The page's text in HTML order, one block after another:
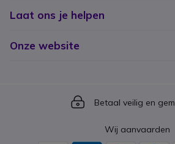
Laat ons je helpen
Onze website
Icon
Betaal veilig en
Wij aanvaarden